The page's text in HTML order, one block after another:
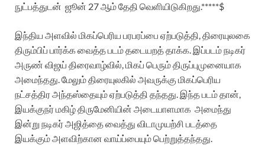
நுட்பத்துடன் ஜூன் 27 ஆம் தேதி வெளியிடுகிறது.*****$
இந்திய அளவில் மிகப்பெரிய பரபரப்பை ஏற்படுத்தி, திரையுலகை
திரும்பிப் பார்க்க வைத்த படம் தடையறத் தாக்க. இப்படம் நடிகர்
அருண் விஜய் திரைவாழ்வில், மிகப் பெரும் திருப்புமுனையாக
அமைந்தது. மேலும் திரையுலகில் அவருக்கு மிகப்பெரிய
நட்சத்திர அந்தஸ்தையும் ஏற்படுத்தி தந்தது. இந்த படம் தான்,
இயக்குநர் மகிழ் திருமேனியின் அடையாளமாக அமைந்து
இன்று நடிகர் அஜித்தை வைத்து விடாமுயற்சி படத்தை
இயக்கும் அளவிற்கான வாய்ப்பையும் பெற்றுத்தந்தது.